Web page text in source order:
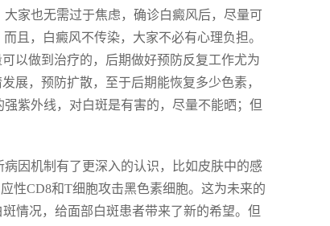
家也无需过于焦虑，确诊白癜风后，尽量可
且，白癜风不传染，大家不必有心理负担。
以做到治疗的，后期做好预防反复工作尤为
展，预防扩散，至于后期能恢复多少色素，
紫外线，对白斑是有害的，尽量不能晒；但
因机制有了更深入的认识，比如皮肤中的感
性CD8和T细胞攻击黑色素细胞。这为未来的
情况，给面部白斑患者带来了新的希望。但